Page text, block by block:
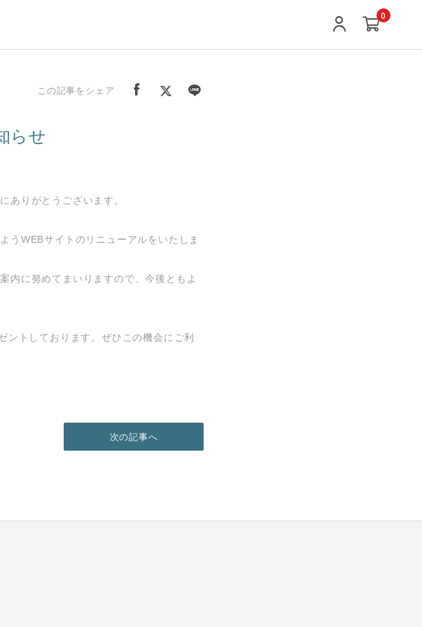
0
この記事をシェア
らせ
ありがとうございます。
うWEBサイトのリニューアルをいたしま
内に努めてまいりますので、今後ともよ
ントしております。ぜひこの機会にご利
次の記事へ